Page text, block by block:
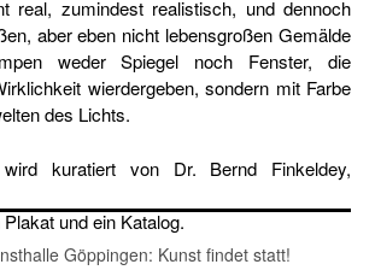
real, zumindest realistisch, und dennoch
aber eben nicht lebensgroßen Gemälde
weder Spiegel noch Fenster, die
wierdergeben, sondern mit Farbe
des Lichts.
kuratiert von Dr. Bernd Finkeldey,
und ein Katalog.
Göppingen: Kunst findet statt!